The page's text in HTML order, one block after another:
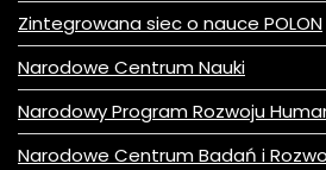
Zintegrowana siec o nauce POLON
Narodowe Centrum Nauki
Narodowy Program Rozwoju
Narodowe Centrum Badań i